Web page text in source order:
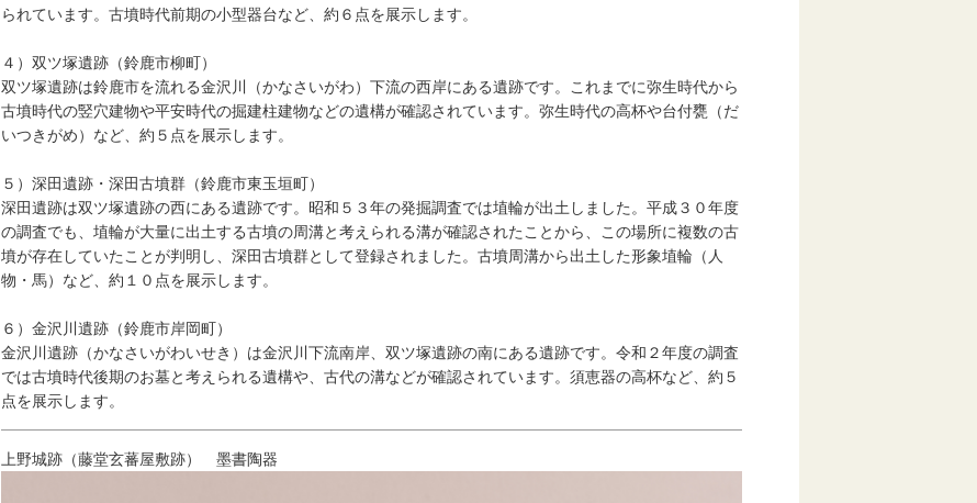
られています。古墳時代前期の小型器台など、約６点を展示します。
４）双ツ塚遺跡（鈴鹿市柳町）
双ツ塚遺跡は鈴鹿市を流れる金沢川（かなさいがわ）下流の西岸にある遺跡です。これまでに弥生時代から
古墳時代の竪穴建物や平安時代の掘建柱建物などの遺構が確認されています。弥生時代の高杯や台付甕（だ
いつきがめ）など、約５点を展示します。
５）深田遺跡・深田古墳群（鈴鹿市東玉垣町）
深田遺跡は双ツ塚遺跡の西にある遺跡です。昭和５３年の発掘調査では埴輪が出土しました。平成３０年度
の調査でも、埴輪が大量に出土する古墳の周溝と考えられる溝が確認されたことから、この場所に複数の古
墳が存在していたことが判明し、深田古墳群として登録されました。古墳周溝から出土した形象埴輪（人
物・馬）など、約１０点を展示します。
６）金沢川遺跡（鈴鹿市岸岡町）
金沢川遺跡（かなさいがわいせき）は金沢川下流南岸、双ツ塚遺跡の南にある遺跡です。令和２年度の調査
では古墳時代後期のお墓と考えられる遺構や、古代の溝などが確認されています。須恵器の高杯など、約５
点を展示します。
上野城跡（藤堂玄蕃屋敷跡） 墨書陶器